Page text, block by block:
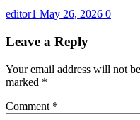
editor1 May 26, 2026 0
Leave a Reply
Your email address will not
marked *
Comment *